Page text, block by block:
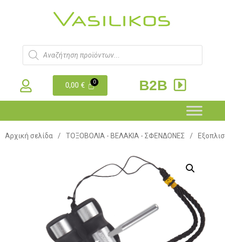
0,00€ B2B
Αρχική σελίδα / ΤΟΞΟΒΟΛΙΑ - ΒΕΛΑΚΙΑ - ΣΦΕΝΔΟΝΕΣ /